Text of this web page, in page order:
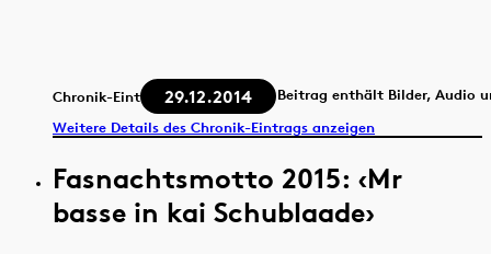
Chronik-Eintrag 29.12.2014
Beitrag enthält Bilder, Audio
Weitere Details des Chronik-Eintrags anzeigen
Fasnachtsmotto 2015: ‹Mr
basse in kai Schublaade›